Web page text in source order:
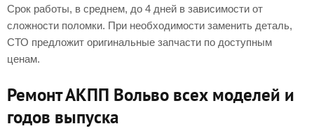
Срок работы, в среднем, до 4 дней в зависимости от
сложности поломки. При необходимости заменить деталь,
СТО предложит оригинальные запчасти по доступным
ценам.
Ремонт АКПП Вольво всех моделей и
годов выпуска